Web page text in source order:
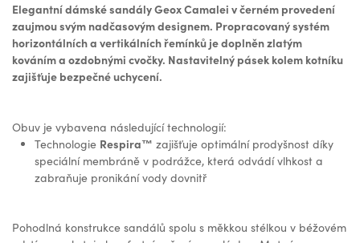
Elegantní dámské sandály Geox Camalei v černém provedení
zaujmou svým nadčasovým designem. Propracovaný systém
horizontálních a vertikálních řemínků je doplněn zlatým
kováním a ozdobnými cvočky. Nastavitelný pásek kolem kotníku
zajišťuje bezpečné uchycení.
Obuv je vybavena následující technologií:
Technologie Respira™ zajišťuje optimální prodyšnost díky
speciální membráně v podrážce, která odvádí vlhkost a
zabraňuje pronikání vody dovnitř
Pohodlná konstrukce sandálů spolu s měkkou stélkou v béžovém